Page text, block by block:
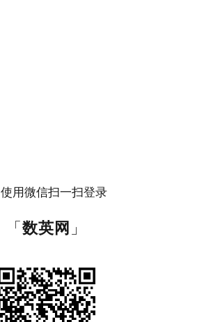
使用微信扫一扫登录
「数英网 」